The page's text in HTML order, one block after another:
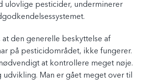
ulovlige pesticider, underminerer
at den generelle beskyttelse af
på pesticidområdet, ikke fungerer.
at kontrollere meget nøje.
udvikling. Man er gået meget over til